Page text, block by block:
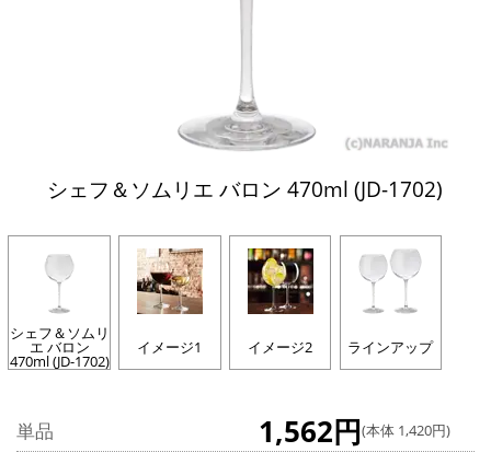
シェフ＆ソムリエ バロン 470ml (JD-1702)
シェフ＆ソムリ
エ バロン
470ml (JD-1702)
イメージ1 イメージ2 ラインアップ
単品 1,562円(本体 1,420円)